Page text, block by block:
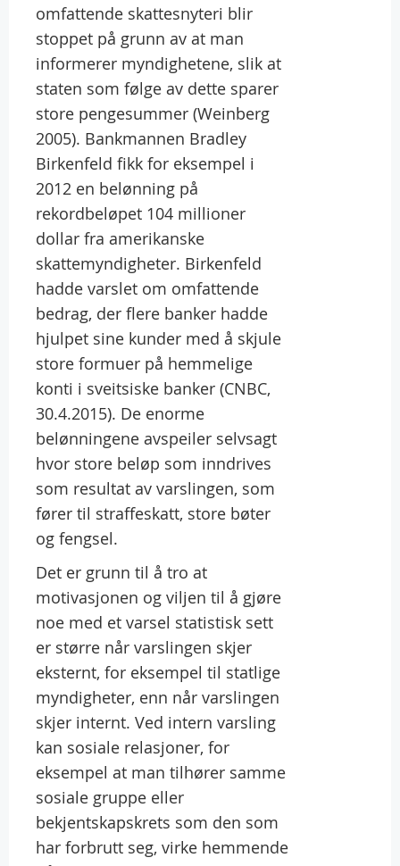
omfattende skattesnyteri blir
stoppet på grunn av at man
informerer myndighetene, slik at
staten som følge av dette sparer
store pengesummer (Weinberg
2005). Bankmannen Bradley
Birkenfeld fikk for eksempel i
2012 en belønning på
rekordbeløpet 104 millioner
dollar fra amerikanske
skattemyndigheter. Birkenfeld
hadde varslet om omfattende
bedrag, der flere banker hadde
hjulpet sine kunder med å skjule
store formuer på hemmelige
konti i sveitsiske banker (CNBC,
30.4.2015). De enorme
belønningene avspeiler selvsagt
hvor store beløp som inndrives
som resultat av varslingen, som
fører til straffeskatt, store bøter
og fengsel.
Det er grunn til å tro at
motivasjonen og viljen til å gjøre
noe med et varsel statistisk sett
er større når varslingen skjer
eksternt, for eksempel til statlige
myndigheter, enn når varslingen
skjer internt. Ved intern varsling
kan sosiale relasjoner, for
eksempel at man tilhører samme
sosiale gruppe eller
bekjentskapskrets som den som
har forbrutt seg, virke hemmende